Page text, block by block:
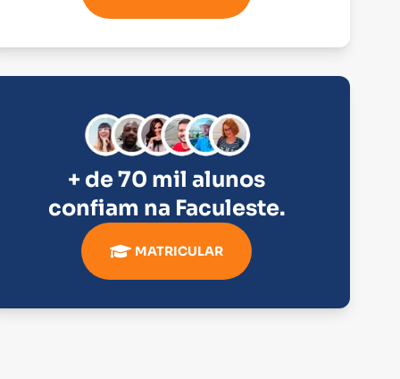
+ de 70 mil alunos
confiam na Faculeste.
MATRICULAR